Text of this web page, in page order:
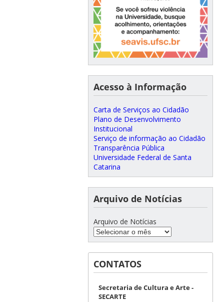
Acesso à Informação
Carta de Serviços ao Cidadão
Plano de Desenvolvimento
Institucional
Serviço de informação ao Cidadão
Transparência Pública
Universidade Federal de Santa
Catarina
Arquivo de Notícias
Arquivo de Notícias
CONTATOS
Secretaria de Cultura e Arte -
SECARTE